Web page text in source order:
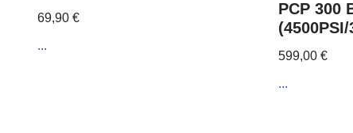
69,90€
...
PCP 300
(4500PSI/
599,00 €
...